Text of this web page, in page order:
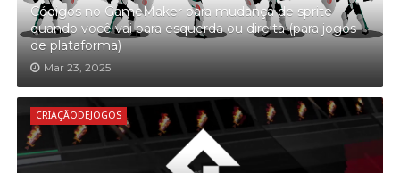
Códigos no GameMaker para mudança de sprite
quando você vai para esquerda ou direita (para jogos
de plataforma)
Mar 23, 2025
CRIAÇÃODEJOGOS